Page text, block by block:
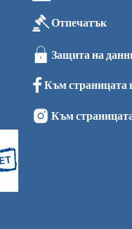
Отпечатък
Защита на
Към страницата
Към